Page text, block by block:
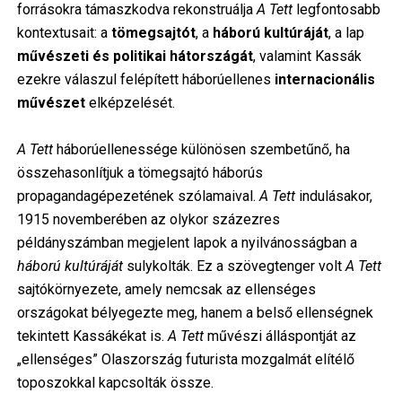
forrásokra támaszkodva rekonstruáljaA Tettlegfontosabb
kontextusait: a tömegsajtót, a háború kultúráját, a lap
művészeti és politikai hátországát, valamint Kassák
ezekre válaszul felépített háborúellenes internacionális
művészetelképzelését.
A Tettháborúellenessége különösen szembetűnő, ha
összehasonlítjuk a tömegsajtó háborús
propagandagépezetének szólamaival.A Tettindulásakor,
1915 novemberében az olykor százezres
példányszámban megjelent lapok a nyilvánosságban a
háború kultúrájátsulykolták. Ez a szövegtenger voltA Tett
sajtókörnyezete, amely nemcsak az ellenséges
országokat bélyegezte meg, hanem a belső ellenségnek
tekintett Kassákékat is.A Tettművészi álláspontját az
„ellenséges” Olaszország futurista mozgalmát elítélő
toposzokkal kapcsolták össze.